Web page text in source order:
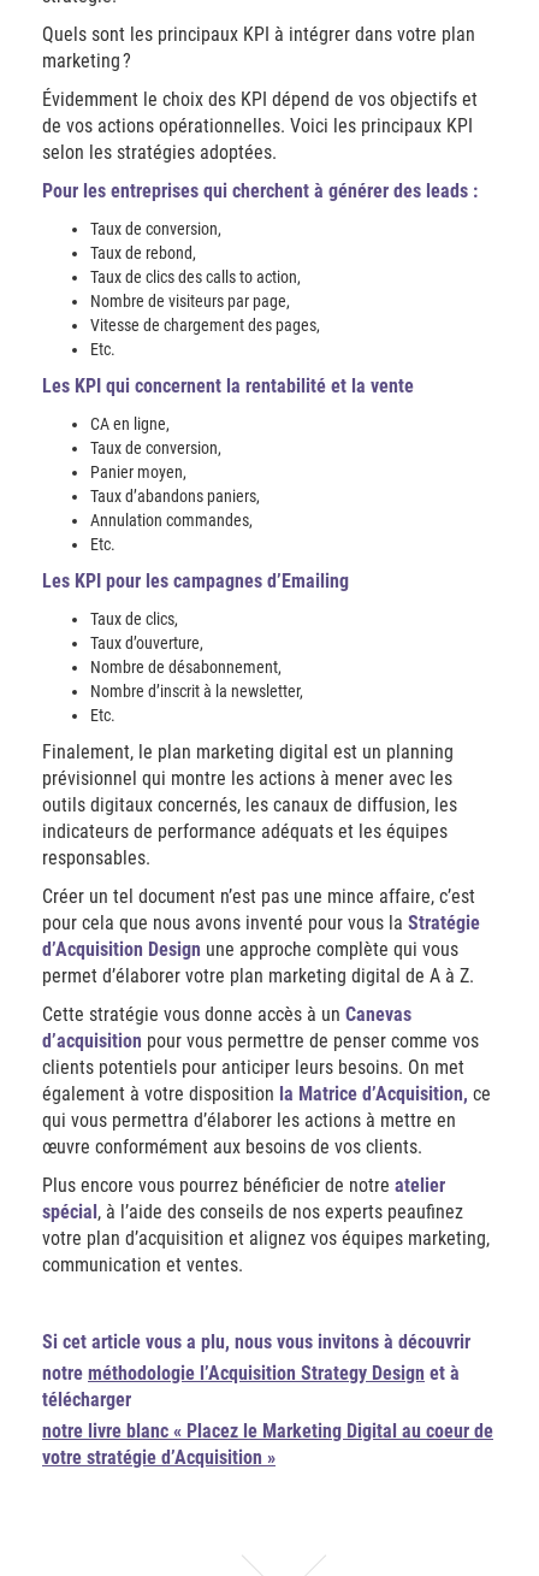
Quels sont les principaux KPI à intégrer dans votre plan
marketing ?
Évidemment le choix des KPI dépend de vos objectifs et
de vos actions opérationnelles. Voici les principaux KPI
selon les stratégies adoptées.
Pour les entreprises qui cherchent à générer des leads :
Taux de conversion,
Taux de rebond,
Taux de clics des calls to action,
Nombre de visiteurs par page,
Vitesse de chargement des pages,
Etc.
Les KPI qui concernent la rentabilité et la vente
CA en ligne,
Taux de conversion,
Panier moyen,
Taux d’abandons paniers,
Annulation commandes,
Etc.
Les KPI pour les campagnes d’Emailing
Taux de clics,
Taux d’ouverture,
Nombre de désabonnement,
Nombre d’inscrit à la newsletter,
Etc.
Finalement, le plan marketing digital est un planning
prévisionnel qui montre les actions à mener avec les
outils digitaux concernés, les canaux de diffusion, les
indicateurs de performance adéquats et les équipes
responsables.
Créer un tel document n’est pas une mince affaire, c’est
pour cela que nous avons inventé pour vous la Stratégie
d’Acquisition Design une approche complète qui vous
permet d’élaborer votre plan marketing digital de A à Z.
Cette stratégie vous donne accès à un Canevas
d’acquisition pour vous permettre de penser comme vos
clients potentiels pour anticiper leurs besoins. On met
également à votre disposition la Matrice d’Acquisition, ce
qui vous permettra d’élaborer les actions à mettre en
œuvre conformément aux besoins de vos clients.
Plus encore vous pourrez bénéficier de notre atelier
spécial, à l’aide des conseils de nos experts peaufinez
votre plan d’acquisition et alignez vos équipes marketing,
communication et ventes.
Si cet article vous a plu, nous vous invitons à découvrir
notre méthodologie l’Acquisition Strategy Design et à
télécharger
notre livre blanc « Placez le Marketing Digital au coeur de
votre stratégie d’Acquisition »